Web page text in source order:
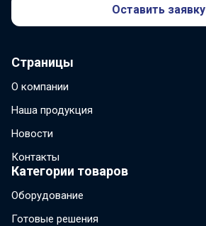
Оставить заявку
Страницы
О компании
Наша продукция
Новости
Контакты
Категории товаров
Оборудование
Готовые решения